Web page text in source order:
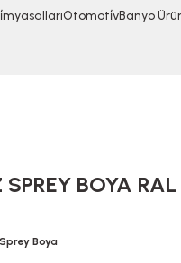
Otomoti̇vBanyo
BOYA
Boya